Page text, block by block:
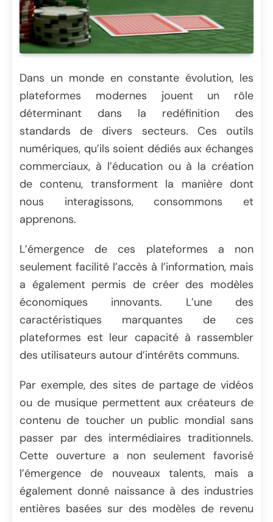
Dans un monde en constante évolution, les
plateformes modernes jouent un rôle
déterminant dans la redéfinition des
standards de divers secteurs. Ces outils
numériques, qu’ils soient dédiés aux échanges
commerciaux, à l’éducation ou à la création
de contenu, transforment la manière dont
nous interagissons, consommons et
apprenons.
L’émergence de ces plateformes a non
seulement facilité l’accès à l’information, mais
a également permis de créer des modèles
économiques innovants. L’une des
caractéristiques marquantes de ces
plateformes est leur capacité à rassembler
des utilisateurs autour d’intérêts communs.
Par exemple, des sites de partage de vidéos
ou de musique permettent aux créateurs de
contenu de toucher un public mondial sans
passer par des intermédiaires traditionnels.
Cette ouverture a non seulement favorisé
l’émergence de nouveaux talents, mais a
également donné naissance à des industries
entières basées sur des modèles de revenu